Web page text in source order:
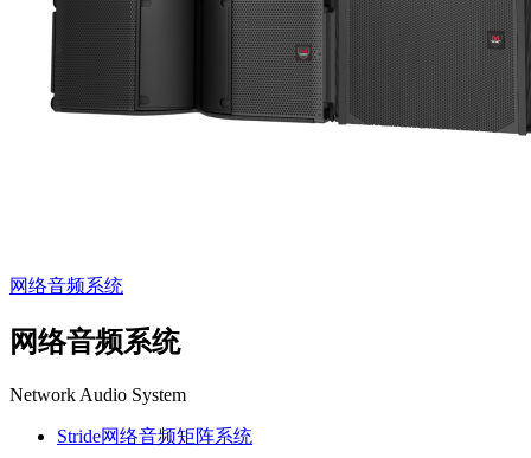
网络音频系统
网络音频系统
Network Audio System
Stride网络音频矩阵系统